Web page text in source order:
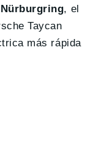
Nürburgring, el
Taycan
más rápida